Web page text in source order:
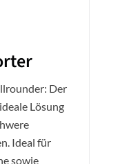
Der
Lösung
Ideal für
sowie